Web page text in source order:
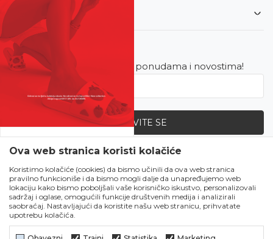
SVE UPOLA CIJENE!
Čekanju je kraj!
Počela je omiljena
ljetna akcija u Obući
Metro!
SVE IZ LJETNE
KOLEKCIJE UPOLA
Korisnički servis
Newsletter
Budite u toku sa najnovijim ponudama i novostima!
PRIJAVITE SE
Zapratite nas
Ova web stranica koristi kolačiće
Koristimo kolačiće (cookies) da bismo učinili da ova web stranica
pravilno funkcioniše i da bismo mogli dalje da unapređujemo web
lokaciju kako bismo poboljšali vaše korisničko iskustvo, personalizovali
sadržaj i oglase, omogućili funkcije društvenih medija i analizirali
saobraćaj. Nastavljajući da koristite našu web stranicu, prihvatate
upotrebu kolačića.